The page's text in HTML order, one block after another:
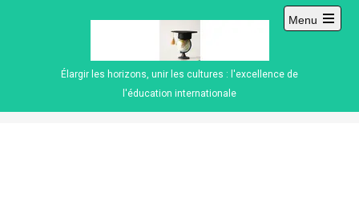
Élargir les horizons, unir les cultures : l'excellence de
l'éducation internationale
Menu
Open